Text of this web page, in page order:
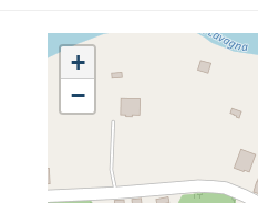
+
−